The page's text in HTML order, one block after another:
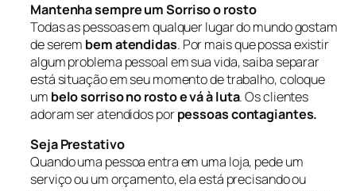
Mantenha sempre um Sorriso o rosto
Todas as pessoas em qualquer lugar do mundo gostam
de serem bem atendidas. Por mais que possa existir
algum problema pessoal em sua vida, saiba separar
está situação em seu momento de trabalho, coloque
um belo sorriso no rosto e vá à luta. Os clientes
adoram ser atendidos porpessoas contagiantes.
Seja Prestativo
Quando uma pessoa entra em uma loja, pede um
serviço ou um orçamento, ela está precisando ou